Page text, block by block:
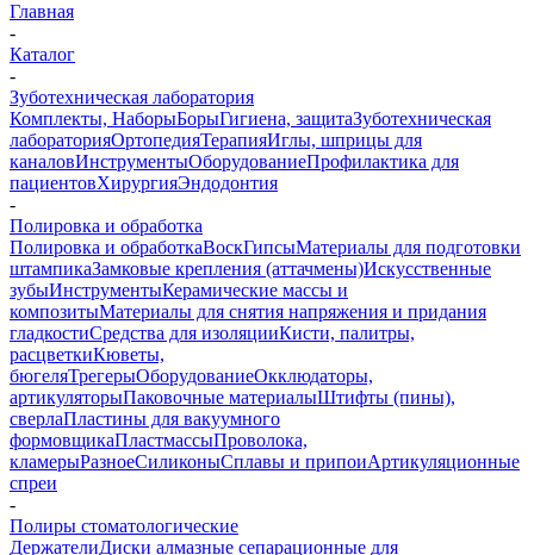
Главная
-
Каталог
-
Зуботехническая лаборатория
Комплекты, НаборыБорыГигиена, защитаЗуботехническая
лабораторияОртопедияТерапияИглы, шприцы для
каналовИнструментыОборудованиеПрофилактика для
пациентовХирургияЭндодонтия
-
Полировка и обработка
Полировка и обработкаВоскГипсыМатериалы для подготовки
штампикаЗамковые крепления (аттачмены)Искусственные
зубыИнструментыКерамические массы и
композитыМатериалы для снятия напряжения и придания
гладкостиСредства для изоляцииКисти, палитры,
расцветкиКюветы,
бюгеляТрегерыОборудованиеОкклюдаторы,
артикуляторыПаковочные материалыШтифты (пины),
сверлаПластины для вакуумного
формовщикаПластмассыПроволока,
кламерыРазноеСиликоныСплавы и припоиАртикуляционные
спреи
-
Полиры стоматологические
ДержателиДиски алмазные сепарационные для